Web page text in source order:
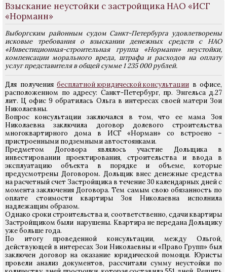
Взыскание неустойки с застройщика НАО «ИСГ
«Норманн»
Выборгским районным судом Санкт-Петербурга удовлетворены
исковые требования о взыскании денежных средств с НАО
«Инвестиционная-строительная группа «Норманн» неустойки,
компенсации морального вреда, штрафа и расходов на оплату
услуг представителя в общей сумме 1 235 000 рублей.
Для получения бесплатной юридической консультации в офисе,
расположенном по адресу: Санкт-Петербург, пр. Энгельса д.27
лит. Ц офис 9 обратилась Ольга в интересах своей матери Зои
Николаевны.
Вопрос консультации заключался в том, что ее мама Зоя
Николаевна заключила договор долевого строительства
многоквартирного дома в ИСГ «Норман» со встроено –
пристроенными подземными автостоянками.
Предметом Договора являлось участие Дольщика в
инвестировании проектирования, строительства и ввода в
эксплуатацию объекта в порядке и объеме, которые
предусмотрены Договором. Дольщик внес денежные средства
на расчетный счет Застройщика в течение 30 календарных дней с
момента заключения Договора. Тем самым свою обязанность по
оплате стоимости квартиры Зоя Николаевна исполнила
надлежащим образом.
Однако сроки строительства и, соответственно, сдачи квартиры
Застройщиком были нарушены. Квартира не передана Дольщику
уже больше года.
По итогу проведенной консультации, между Ольгой,
действующей в интересах Зои Николаевны и «Право Групп» был
заключен договор на оказание юридической помощи. Юристы
провели анализ документов, рассчитали сумму неустойки по